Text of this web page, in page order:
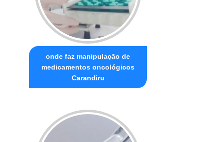
onde faz manipulação de
medicamentos oncológicos
Carandiru